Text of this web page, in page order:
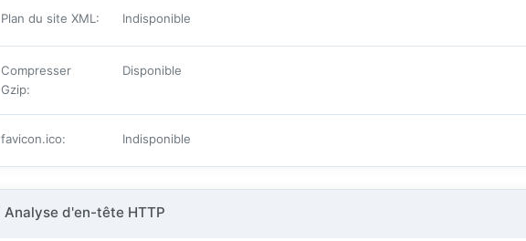
Plan du site XML: Indisponible
Compresser
Gzip:
Disponible
favicon.ico: Indisponible
Analyse d'en-tête HTTP